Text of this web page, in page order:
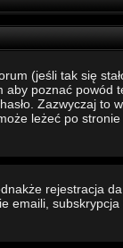
(jeśli tak się
poznać powód
Zazwyczaj to
leżeć po stronie
rejestracja
emaili, subskrypcja